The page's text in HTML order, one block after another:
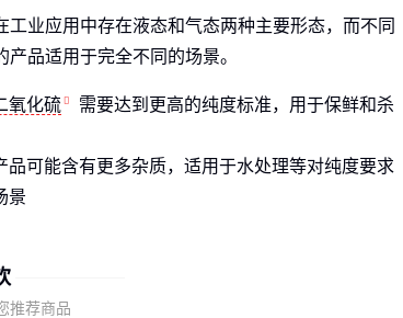
工业应用中存在液态和气态两种主要形态，而不同
产品适用于完全不同的场景。
氧化硫
需要达到更高的纯度标准，用于保鲜和杀
品可能含有更多杂质，适用于水处理等对纯度要求
景
而忽略形态和纯度，很可能导致采购的产品无法满
。
推荐商品